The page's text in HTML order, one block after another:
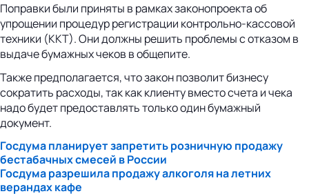
Поправки были приняты в рамках законопроекта об
упрощении процедур регистрации контрольно-кассовой
техники (ККТ). Они должны решить проблемы с отказом в
выдаче бумажных чеков в общепите.
Также предполагается, что закон позволит бизнесу
сократить расходы, так как клиенту вместо счета и чека
надо будет предоставлять только один бумажный
документ.
Госдума планирует запретить розничную продажу
бестабачных смесей в России
Госдума разрешила продажу алкоголя на летних
верандах кафе